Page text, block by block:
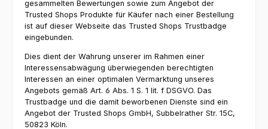
gesammelten Bewertungen sowie zum Angebot der
Trusted Shops Produkte für Käufer nach einer Bestellung
ist auf dieser Webseite das Trusted Shops Trustbadge
eingebunden.
Dies dient der Wahrung unserer im Rahmen einer
Interessensabwägung überwiegenden berechtigten
Interessen an einer optimalen Vermarktung unseres
Angebots gemäß Art. 6 Abs. 1 S. 1 lit. f DSGVO. Das
Trustbadge und die damit beworbenen Dienste sind ein
Angebot der Trusted Shops GmbH, Subbelrather Str. 15C,
50823 Köln.